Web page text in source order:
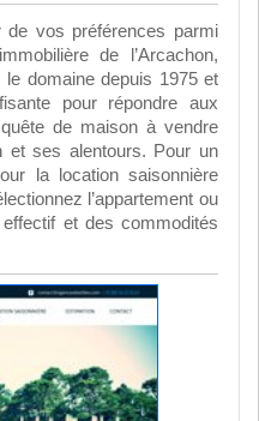
de vos préférences parmi
de l’Arcachon,
domaine depuis 1975 et
pour répondre aux
de maison à vendre
et ses alentours. Pour un
la location saisonnière
l’appartement ou
et des commodités